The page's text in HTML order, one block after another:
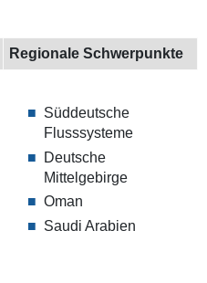
Regionale Schwerpunkte
Süddeutsche
Flusssysteme
Deutsche
Mittelgebirge
Oman
Saudi Arabien